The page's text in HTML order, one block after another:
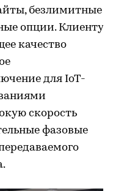
безлимитные
опции. Клиенту
качество
для IoT-
скорость
фазовые